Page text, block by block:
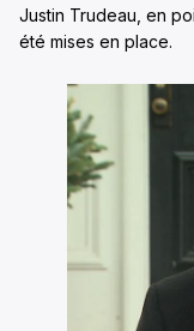
Justin Trudeau, en
été mises en place.